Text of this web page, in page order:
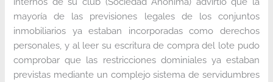
mayoría de las previsiones legales de los conjuntos
inmobiliarios ya estaban incorporadas como derechos
personales, y al leer su escritura de compra del lote pudo
comprobar que las restricciones dominiales ya estaban
previstas mediante un complejo sistema de servidumbres